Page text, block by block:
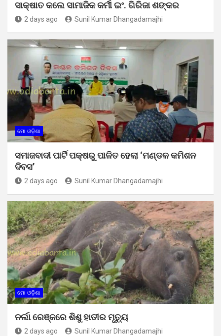
ସାକ୍ଷାତ କଲେ ସାମାଜିକ କର୍ମୀ ଇଂ. ଗିରିଜା ଶଙ୍କର
2 days ago Sunil Kumar Dhangadamajhi
ମୋ ଓଡ଼ିଶା
ସମାଜବାଦୀ ପାର୍ଟି ପକ୍ଷରୁ ପାଳିତ ହେଲା ‘ମଣ୍ଡଳ କମିଶନ
ଦିବସ’
2 days ago Sunil Kumar Dhangadamajhi
ମୋ ଓଡ଼ିଶା
ନର୍ଲା ରେଞ୍ଜରେ ଶିଶୁ ହାତୀର ମୃତ୍ୟୁ
2 days ago Sunil Kumar Dhangadamajhi